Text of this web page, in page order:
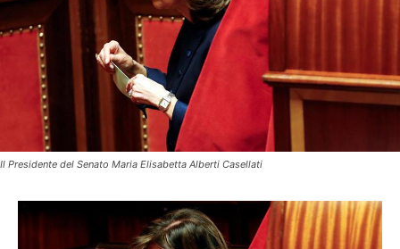
Il Presidente del Senato Maria Elisabetta Alberti Casellati